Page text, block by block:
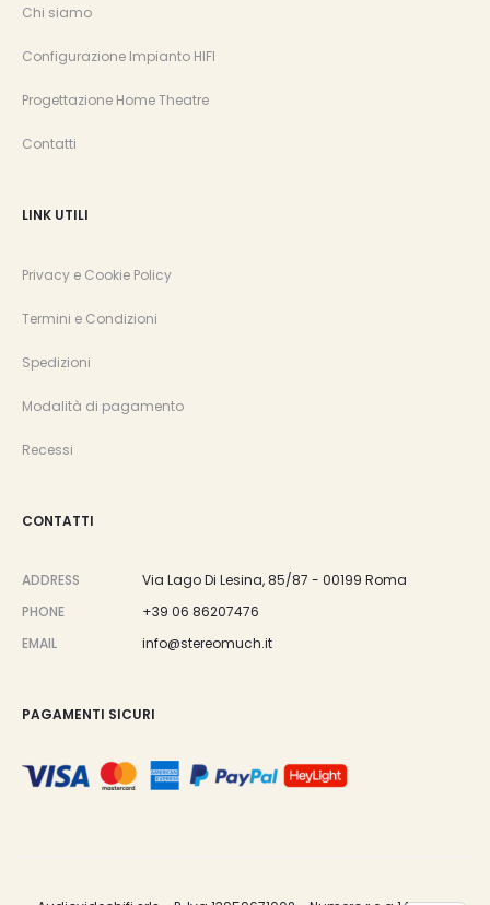
Chi siamo
Configurazione Impianto HIFI
Progettazione Home Theatre
Contatti
LINK UTILI
Privacy e Cookie Policy
Termini e Condizioni
Spedizioni
Modalità di pagamento
Recessi
CONTATTI
ADDRESS
Via Lago Di Lesina, 85/87 - 00199 Roma
PHONE
+39 06 86207476
EMAIL
info@stereomuch.it
PAGAMENTI SICURI